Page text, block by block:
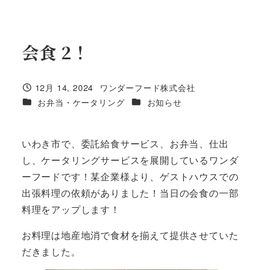
会食 2！
投稿日
12月 14, 2024
著
者
ワンダーフード株式会社
カテゴリー
お弁当・ケータリング カテゴリー
お知らせ
いわき市で、委託給食サービス、お弁当、仕出
し、ケータリングサービスを展開しているワンダ
ーフードです！某企業様より、ゲストハウスでの
出張料理の依頼がありました！当日の会食の一部
料理をアップします！
お料理は地産地消で食材を揃えて提供させていた
だきました。